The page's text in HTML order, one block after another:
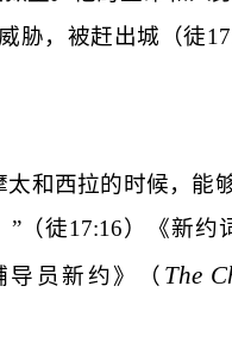
胁，被赶出城（徒
和西拉的时候，能
”（徒17:16）《新约
导员新约》（ The